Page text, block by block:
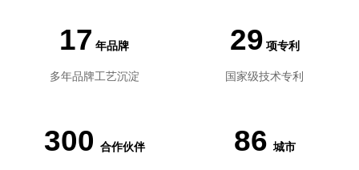
17 年品牌
多年品牌工艺沉淀
29 项专利
国家级技术专利
300 合作伙伴 86 城市